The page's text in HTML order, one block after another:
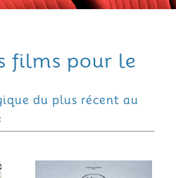
films pour le
du plus récent au